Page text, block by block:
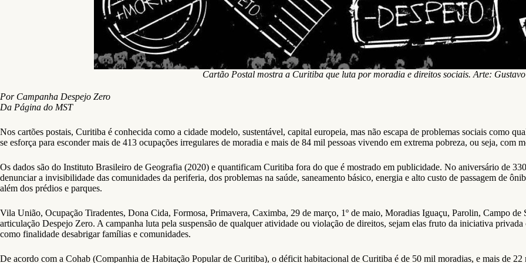
Cartão Postal mostra a Curitiba que luta por moradia e direitos sociais. Arte: Gustavo
Por Campanha Despejo Zero
Da Página do MST
Nos cartões postais, Curitiba é conhecida como a cidade modelo, sustentável, capital europeia, mas não escapa de problemas sociais como
se esforça para esconder mais de 413 ocupações irregulares de moradia e mais de 84 mil pessoas vivendo em extrema pobreza, ou seja, com
Os dados são do Instituto Brasileiro de Geografia (2020) e quantificam Curitiba fora do que é mostrado em publicidade. No aniversário de
denunciar a invisibilidade das comunidades da periferia, dos problemas na saúde, saneamento básico, energia e alto custo de passagem de
além dos prédios e parques.
Vila União, Ocupação Tiradentes, Dona Cida, Formosa, Primavera, Caximba, 29 de março, 1º de maio, Moradias Iguaçu, Parolin, Campo de
articulação Despejo Zero. A campanha luta pela suspensão de qualquer atividade ou violação de direitos, sejam elas fruto da iniciativa
como finalidade desabrigar famílias e comunidades.
De acordo com a Cohab (Companhia de Habitação Popular de Curitiba), o déficit habitacional de Curitiba é de 50 mil moradias, e mais de